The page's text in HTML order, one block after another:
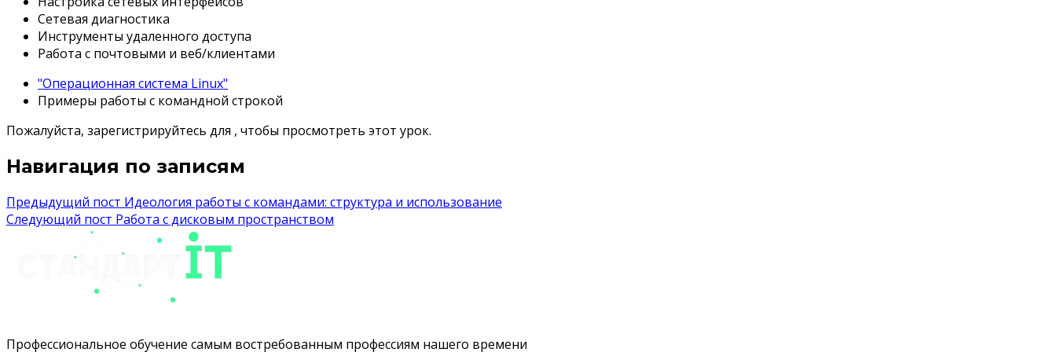
Сетевая диагностика
Инструменты удаленного доступа
Работа с почтовыми и веб/клиентами
"Операционная система Linux"
Примеры работы с командной строкой
Пожалуйста, зарегистрируйтесь для , чтобы просмотреть этот урок.
Навигация по записям
Предыдущий пост Идеология работы с командами: структура и использование
Следующий пост Работа с дисковым пространством
Профессиональное обучение самым востребованным профессиям нашего времени